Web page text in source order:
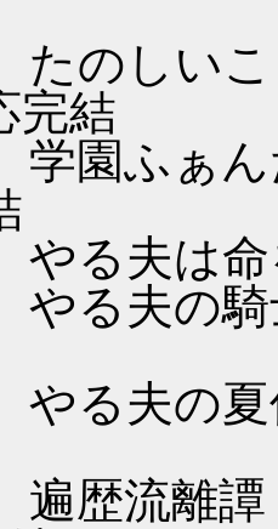
こうこ
完結
んたじ
命を的
騎士道
夏休み
譚 （オ